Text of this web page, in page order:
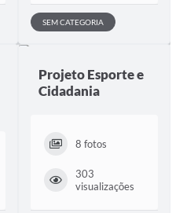
SEM CATEGORIA
Projeto Esporte e
Cidadania
8 fotos
303
visualizações